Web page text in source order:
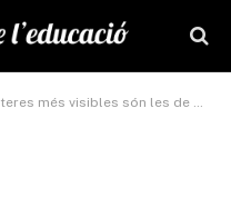
les de filferro, però també en tenim al cap”